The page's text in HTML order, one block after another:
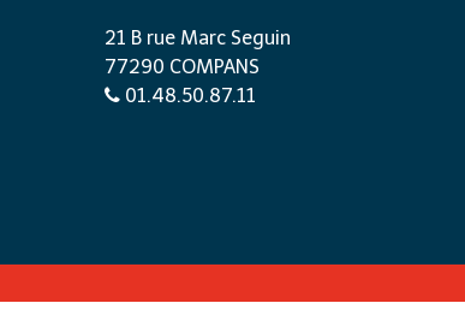
21 B rue Marc Seguin
77290 COMPANS
01.48.50.87.11